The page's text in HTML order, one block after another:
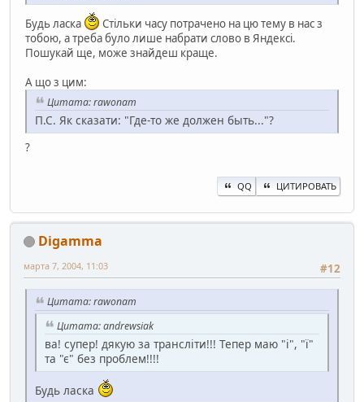
Будь ласка
Стільки часу потрачено на цю тему в нас з
тобою, а треба було лише набрати слово в Яндексі.
Пошукай ще, може знайдеш краще.
А що з цим:
Цитата: rawonam
П.С. Як сказати: "Где-то же должен быть..."?
?
QQ ЦИТИРОВАТЬ
Digamma
#12
марта 7, 2004, 11:03
Цитата: rawonam
Цитата: andrewsiak
ва! супер! дякую за трансліти!!! Тепер маю "і", "ї"
та "є" без проблем!!!!
Будь ласка